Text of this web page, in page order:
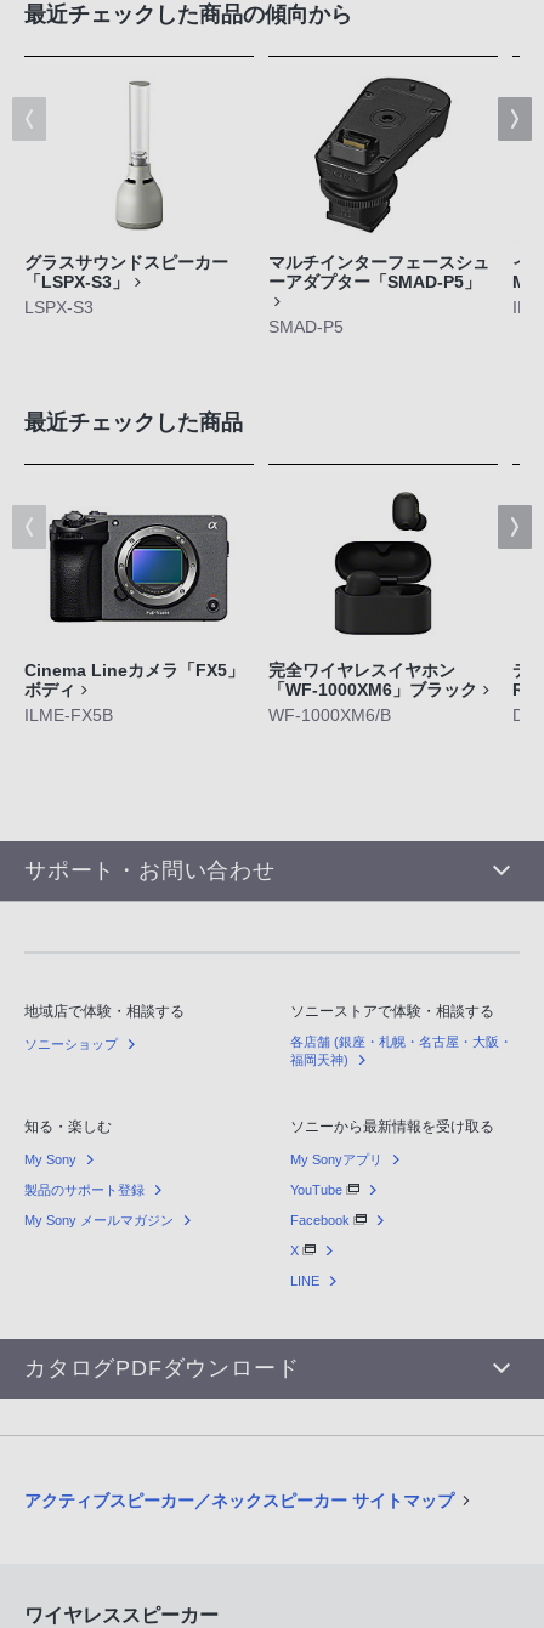
最近チェックした商品の傾向から
グラスサウンドスピーカー
「LSPX-S3」
LSPX-S3
マルチインターフェースシュ
ーアダプター「SMAD-P5」
SMAD-P5
イ
最近チェックした商品
Cinema Lineカメラ「FX5」
ボディ
ILME-FX5B
完全ワイヤレスイヤホン
「WF-1000XM6」ブラック
WF-1000XM6/B
デ
サポート・お問い合わせ
地域店で体験・相談する
ソニーショップ
ソニーストアで体験・相談する
各店舗 (銀座・札幌・名古屋・大阪・
福岡天神)
知る・楽しむ
My Sony
製品のサポート登録
My Sony メールマガジン
ソニーから最新情報を受け取る
My Sonyアプリ
YouTube
Facebook
X
LINE
カタログPDFダウンロード
アクティブスピーカー／ネックスピーカー サイトマップ
ワイヤレススピーカー